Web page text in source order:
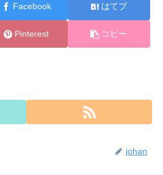
Facebook はてブ
Pinterest コピー
johan